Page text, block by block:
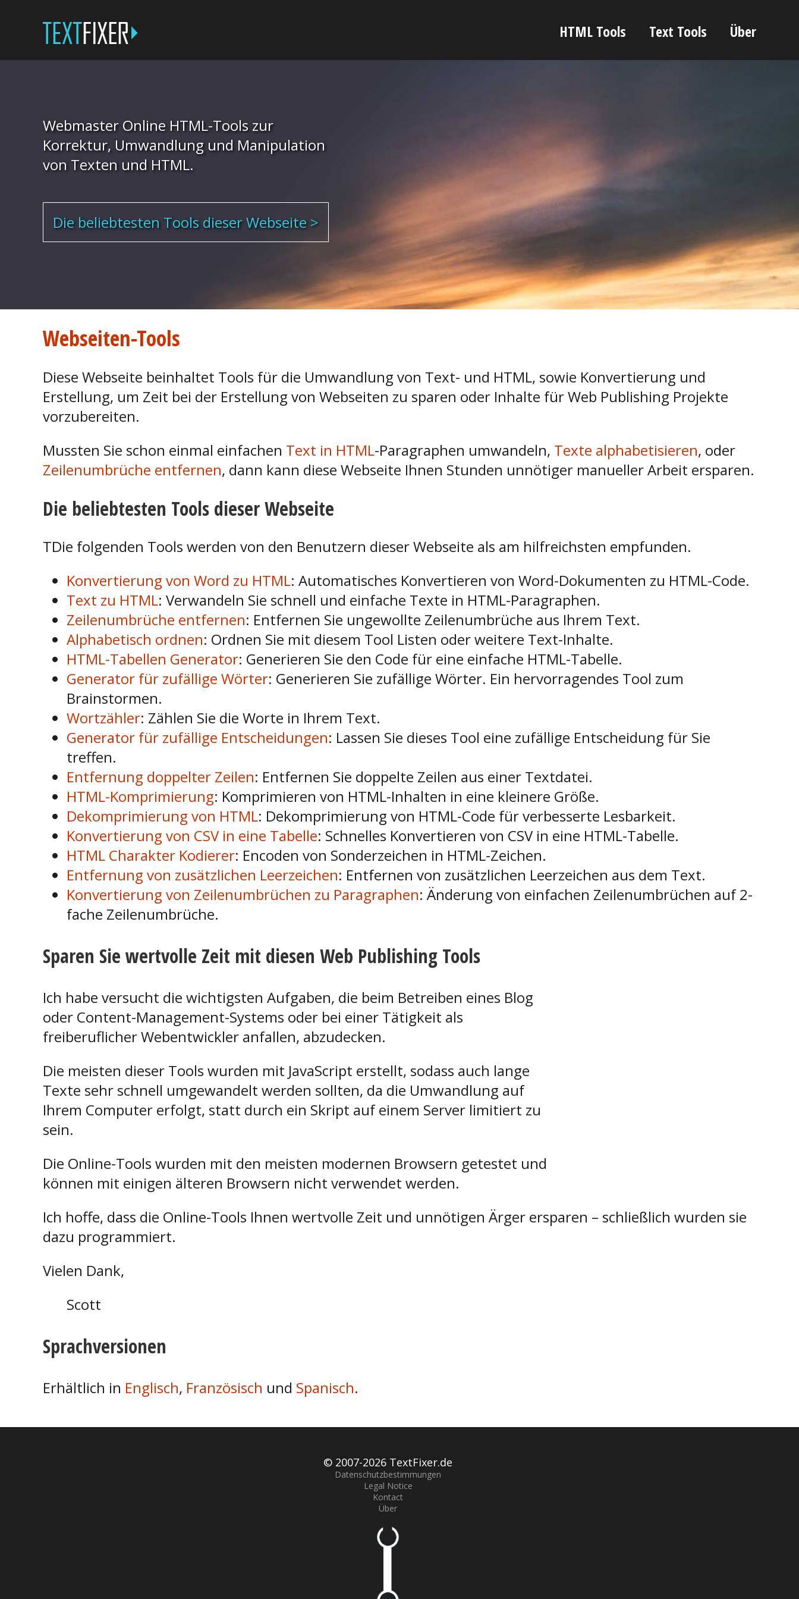
HTML Tools Text Tools Über
Webmaster Online HTML-Tools zur
Korrektur, Umwandlung und Manipulation
von Texten und HTML.
Die beliebtesten Tools dieser Webseite >
Webseiten-Tools
Diese Webseite beinhaltet Tools für die Umwandlung von Text- und HTML, sowie Konvertierung und
Erstellung, um Zeit bei der Erstellung von Webseiten zu sparen oder Inhalte für Web Publishing Projekte
vorzubereiten.
Mussten Sie schon einmal einfachen Text in HTML-Paragraphen umwandeln, Texte alphabetisieren, oder
Zeilenumbrüche entfernen, dann kann diese Webseite Ihnen Stunden unnötiger manueller Arbeit ersparen.
Die beliebtesten Tools dieser Webseite
TDie folgenden Tools werden von den Benutzern dieser Webseite als am hilfreichsten empfunden.
Konvertierung von Word zu HTML: Automatisches Konvertieren von Word-Dokumenten zu HTML-Code.
Text zu HTML: Verwandeln Sie schnell und einfache Texte in HTML-Paragraphen.
Zeilenumbrüche entfernen: Entfernen Sie ungewollte Zeilenumbrüche aus Ihrem Text.
Alphabetisch ordnen: Ordnen Sie mit diesem Tool Listen oder weitere Text-Inhalte.
HTML-Tabellen Generator: Generieren Sie den Code für eine einfache HTML-Tabelle.
Generator für zufällige Wörter: Generieren Sie zufällige Wörter. Ein hervorragendes Tool zum
Brainstormen.
Wortzähler: Zählen Sie die Worte in Ihrem Text.
Generator für zufällige Entscheidungen: Lassen Sie dieses Tool eine zufällige Entscheidung für Sie
treffen.
Entfernung doppelter Zeilen: Entfernen Sie doppelte Zeilen aus einer Textdatei.
HTML-Komprimierung: Komprimieren von HTML-Inhalten in eine kleinere Größe.
Dekomprimierung von HTML: Dekomprimierung von HTML-Code für verbesserte Lesbarkeit.
Konvertierung von CSV in eine Tabelle: Schnelles Konvertieren von CSV in eine HTML-Tabelle.
HTML Charakter Kodierer: Encoden von Sonderzeichen in HTML-Zeichen.
Entfernung von zusätzlichen Leerzeichen: Entfernen von zusätzlichen Leerzeichen aus dem Text.
Konvertierung von Zeilenumbrüchen zu Paragraphen: Änderung von einfachen Zeilenumbrüchen auf 2-
fache Zeilenumbrüche.
Sparen Sie wertvolle Zeit mit diesen Web Publishing Tools
Ich habe versucht die wichtigsten Aufgaben, die beim Betreiben eines Blog
oder Content-Management-Systems oder bei einer Tätigkeit als
freiberuflicher Webentwickler anfallen, abzudecken.
Die meisten dieser Tools wurden mit JavaScript erstellt, sodass auch lange
Texte sehr schnell umgewandelt werden sollten, da die Umwandlung auf
Ihrem Computer erfolgt, statt durch ein Skript auf einem Server limitiert zu
sein.
Die Online-Tools wurden mit den meisten modernen Browsern getestet und
können mit einigen älteren Browsern nicht verwendet werden.
Ich hoffe, dass die Online-Tools Ihnen wertvolle Zeit und unnötigen Ärger ersparen – schließlich wurden sie
dazu programmiert.
Vielen Dank,
Scott
Sprachversionen
Erhältlich in Englisch, Französisch und Spanisch.
© 2007-2026 TextFixer.de
Datenschutzbestimmungen
Legal Notice
Kontact
Über